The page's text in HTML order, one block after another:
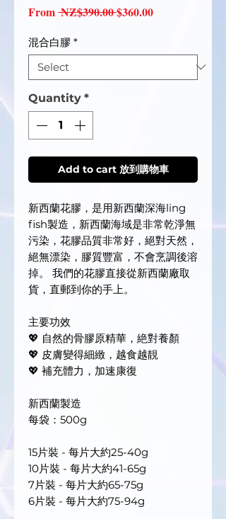
From NZ$390.00 Regular
$360.00Sale
混合白膠 *
Quantity *
Add to cart 放到購物車
新西蘭花膠，是用新西蘭深海ling
fish製造，新西蘭海域是非常乾淨無
污染，花膠品質非常好，絕對天然，
絕無漂染，膠質豐富，不會烹調後溶
掉。 我們的花膠直接從新西蘭廠取
貨，直郵到你的手上。
主要功效
💖 自然的骨膠原精華，絶對養顏
💖 皮膚變得細緻，越食越靚
💖 補充體力，加速康復
新西蘭製造
每袋：500g
15片裝 - 每片大約25-40g
10片裝 - 每片大約41-65g
7片裝 - 每片大約65-75g
6片裝 - 每片大約75-94g